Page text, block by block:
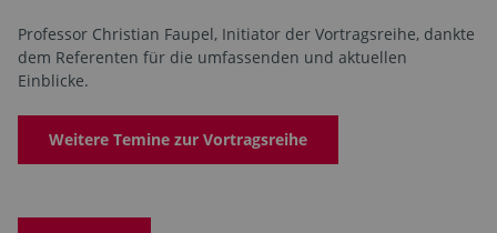
Professor Christian Faupel, Initiator der Vortragsreihe, dankte
dem Referenten für die umfassenden und aktuellen
Einblicke.
Weitere Temine zur Vortragsreihe